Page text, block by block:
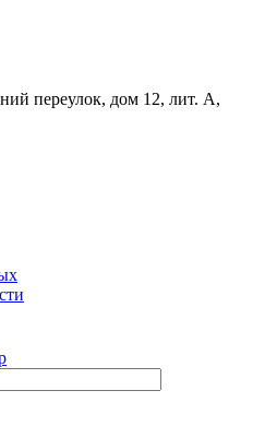
переулок, дом 12, лит. А,